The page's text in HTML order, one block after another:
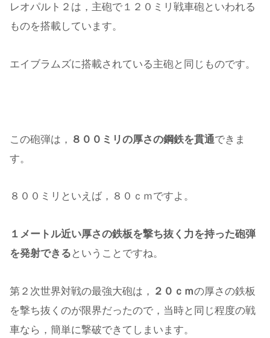
レオパルト２は，主砲で１２０ミリ戦車砲といわれる
ものを搭載しています。
エイブラムズに搭載されている主砲と同じものです。
この砲弾は， ８００ミリの厚さの鋼鉄を貫通できま
す。
８００ミリといえば，８０ｃｍですよ。
１メートル近い厚さの鉄板を撃ち抜く力を持った砲弾
を発射できる ということですね。
第２次世界対戦の最強大砲は， ２０ｃｍの厚さの鉄板
を撃ち抜くのが限界だったので，当時と同じ程度の戦
車なら，簡単に撃破できてしまいます。